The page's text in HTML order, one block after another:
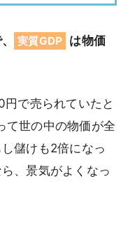
実質GDP は物価
で売られていたと
て世の中の物価が全
儲けも2倍になっ
、景気がよくなっ